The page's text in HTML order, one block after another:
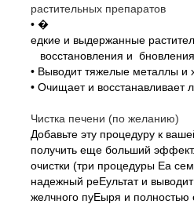
растительных препаратов
• �
едкие и выдержанные
восстановления и бновления
• Выводит тяжелые металлы и
• Очищает и восстанавливает
Чистка печени (по желанию)
Добавьте эту процедуру к
получить еще больший
очистки (три процедуры Еа
надежный реЕультат и
желчного пуЕыря и полностью